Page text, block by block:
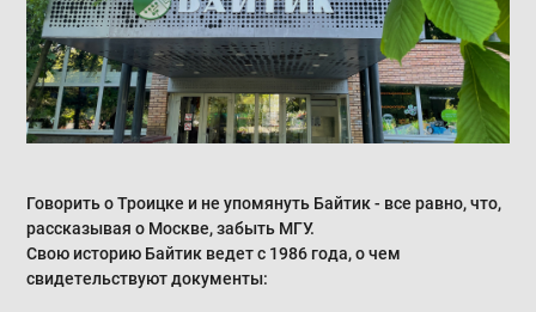
Говорить о Троицке и не упомянуть Байтик - все равно, что,
рассказывая о Москве, забыть МГУ.
Свою историю Байтик ведет с 1986 года, о чем
свидетельствуют документы: